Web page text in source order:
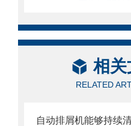
相关
RELATED
自动排屑机能够持续